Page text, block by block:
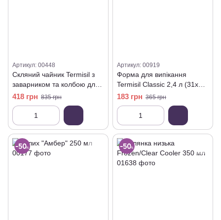
Артикул: 00448
Скляний чайник Termisil з
заварником та колбою для
підігріву 1,5 л
418 грн 835 грн
Артикул: 00919
Форма для випікання
Termisil Classic 2,4 л (31х26
см)
183 грн 365 грн